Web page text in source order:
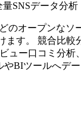
SNSデータ分
どのオープンな
ます。 競合比
ュー口コミ分
BIツールへデ